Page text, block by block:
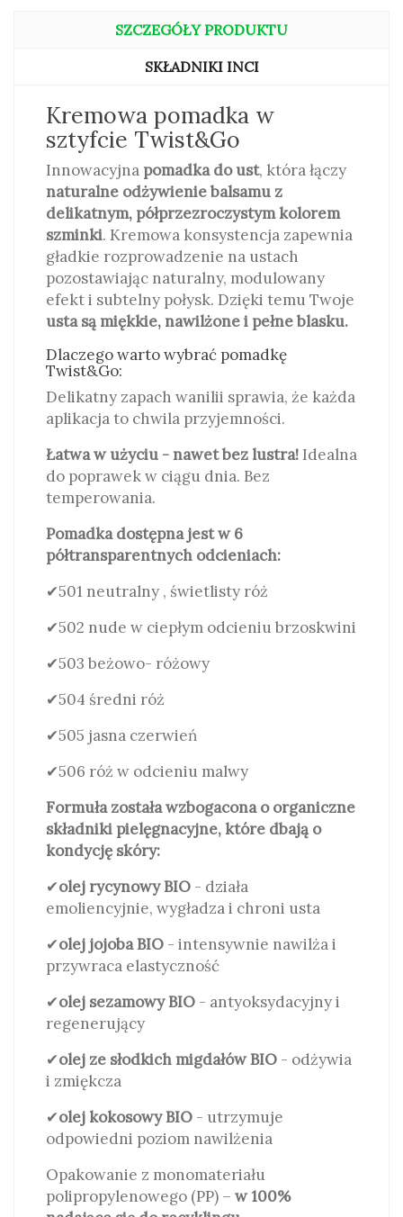
SZCZEGÓŁY PRODUKTU
SKŁADNIKI INCI
Kremowa pomadka w
sztyfcie Twist&Go
Innowacyjna pomadka do ust, która łączy
naturalne odżywienie balsamu z
delikatnym, półprzezroczystym kolorem
szminki. Kremowa konsystencja zapewnia
gładkie rozprowadzenie na ustach
pozostawiając naturalny, modulowany
efekt i subtelny połysk. Dzięki temu Twoje
usta są miękkie, nawilżone i pełne blasku.
Dlaczego warto wybrać pomadkę
Twist&Go:
Delikatny zapach wanilii sprawia, że każda
aplikacja to chwila przyjemności.
Łatwa w użyciu - nawet bez lustra! Idealna
do poprawek w ciągu dnia. Bez
temperowania.
Pomadka dostępna jest w 6
półtransparentnych odcieniach:
✔501 neutralny , świetlisty róż
✔502 nude w ciepłym odcieniu brzoskwini
✔503 beżowo- różowy
✔504 średni róż
✔505 jasna czerwień
✔506 róż w odcieniu malwy
Formuła została wzbogacona o organiczne
składniki pielęgnacyjne, które dbają o
kondycję skóry:
✔olej rycynowy BIO - działa
emoliencyjnie, wygładza i chroni usta
✔olej jojoba BIO - intensywnie nawilża i
przywraca elastyczność
✔olej sezamowy BIO - antyoksydacyjny i
regenerujący
✔olej ze słodkich migdałów BIO - odżywia
i zmiękcza
✔olej kokosowy BIO - utrzymuje
odpowiedni poziom nawilżenia
Opakowanie z monomateriału
polipropylenowego (PP) – w 100%